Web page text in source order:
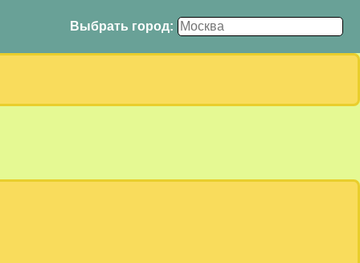
Выбрать город: